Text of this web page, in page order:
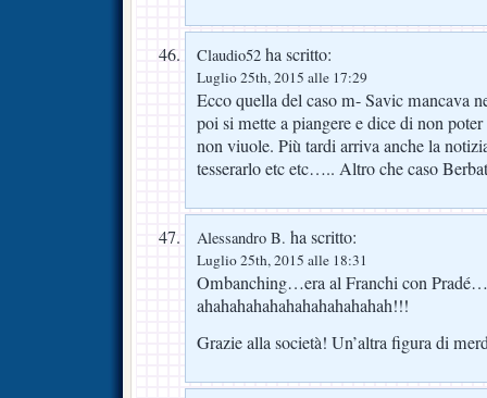
Claudio52 ha scritto:
Luglio 25th, 2015 alle 17:29
Ecco quella del caso m- Savic mancava
poi si mette a piangere e dice di non
non viuole. Più tardi arriva anche la
tesserarlo etc etc….. Altro che caso
Alessandro B. ha scritto:
Luglio 25th, 2015 alle 18:31
Ombanching…era al Franchi con Pradé…
ahahahahahahahahahahahah!!!
Grazie alla società! Un’altra figura di